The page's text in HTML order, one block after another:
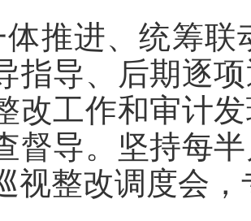
体推进、统筹
指导、后期逐
改工作和审计
督导。坚持每
视整改调度会